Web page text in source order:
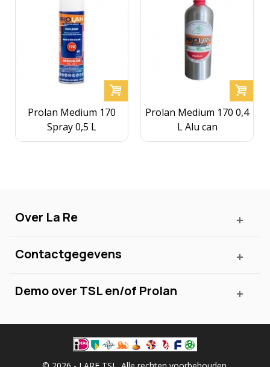
Prolan Medium 170
Spray 0,5 L
Prolan Medium 170 0,4
L Alu can
Over La Re
Contactgegevens
Demo over TSL en/of Prolan